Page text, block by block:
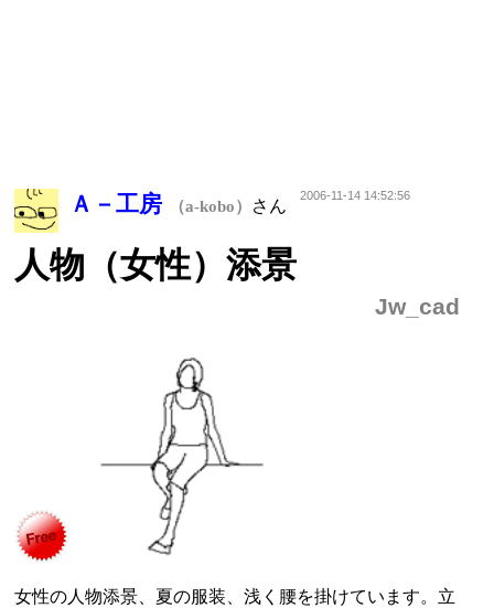
Ａ－工房 （a-kobo） さん
2006-11-14 14:52:56
人物（女性）添景
Jw_cad
女性の人物添景、夏の服装、浅く腰を掛けています。立